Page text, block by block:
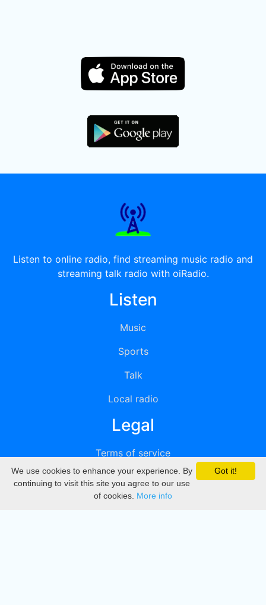
Listen to online radio, find streaming music radio and
streaming talk radio with oiRadio.
Listen
Music
Sports
Talk
Local radio
Legal
Terms of service
Privacy
DMCA
Got it!
We use cookies to enhance your experience. By
continuing to visit this site you agree to our use
of cookies. More info